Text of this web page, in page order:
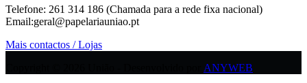
Telefone: 261 314 186 (Chamada para a rede fixa nacional)
Email:geral@papelariauniao.pt
Mais contactos / Lojas
ANYWEB